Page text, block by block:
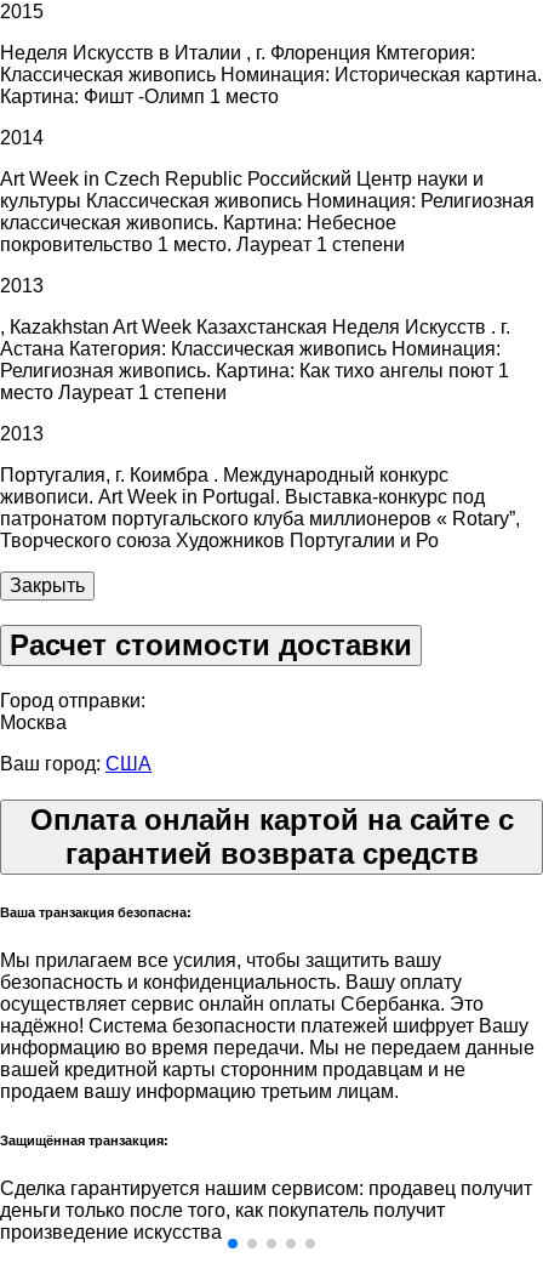
2015
Неделя Искусств в Италии , г. Флоренция Кмтегория:
Классическая живопись Номинация: Историческая картина.
Картина: Фишт -Олимп 1 место
2014
Art Week in Czech Republic Российский Центр науки и
культуры Классическая живопись Номинация: Религиозная
классическая живопись. Картина: Небесное
покровительство 1 место. Лауреат 1 степени
2013
, Каzakhstan Art Week Казахстанская Неделя Искусств . г.
Астана Категория: Классическая живопись Номинация:
Религиозная живопись. Картина: Как тихо ангелы поют 1
место Лауреат 1 степени
2013
Португалия, г. Коимбра . Международный конкурс
живописи. Art Week in Portugal. Выставка-конкурс под
патронатом португальского клуба миллионеров « Rotary”,
Творческого союза Художников Португалии и Ро
Закрыть
Расчет стоимости доставки
Город отправки:
Москва
Ваш город: США
Оплата онлайн картой на сайте с
гарантией возврата средств
Ваша транзакция безопасна:
Мы прилагаем все усилия, чтобы защитить вашу
безопасность и конфиденциальность. Вашу оплату
осуществляет сервис онлайн оплаты Сбербанка. Это
надёжно! Система безопасности платежей шифрует Вашу
информацию во время передачи. Мы не передаем данные
вашей кредитной карты сторонним продавцам и не
продаем вашу информацию третьим лицам.
Защищённая транзакция:
Сделка гарантируется нашим сервисом: продавец получит
деньги только после того, как покупатель получит
произведение искусства